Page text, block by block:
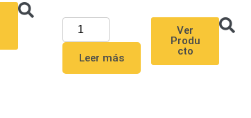
Leer más
Ver
Produ
cto